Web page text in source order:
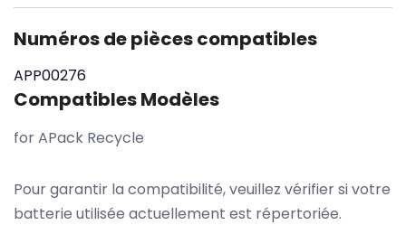
Numéros de pièces compatibles
APP00276
Compatibles Modèles
for APack Recycle
Pour garantir la compatibilité, veuillez vérifier si votre
batterie utilisée actuellement est répertoriée.